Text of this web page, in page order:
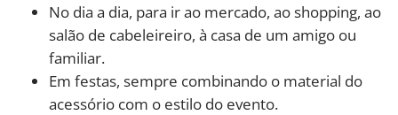
No dia a dia, para ir ao mercado, ao shopping, ao
salão de cabeleireiro, à casa de um amigo ou
familiar.
Em festas, sempre combinando o material do
acessório com o estilo do evento.